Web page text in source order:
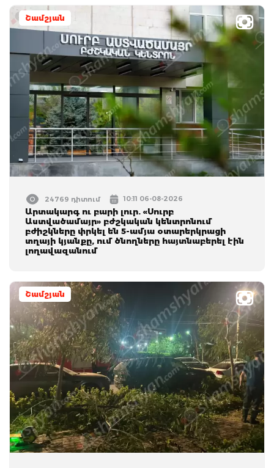
Շամշյան
24769 դիտում 10:11 06-08-2026
Արտակարգ ու բարի լուր. «Սուրբ
Աստվածամայր» բժշկական կենտրոնում
բժիշկները փրկել են 5-ամյա օտարերկրացի
տղայի կյանքը, ում ծնողները հայտնաբերել էին
լողավազանում
Շամշյան